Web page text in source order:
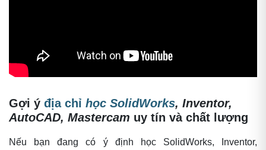
Gợi ý địa chỉ học SolidWorks, Inventor,
AutoCAD, Mastercam uy tín và chất lượng
Nếu bạn đang có ý định học SolidWorks, Inventor,